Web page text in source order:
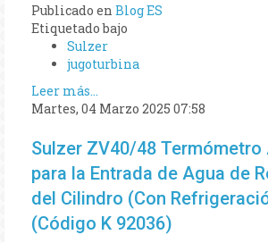
Publicado en Blog ES
Etiquetado bajo
Sulzer
jugoturbina
Leer más...
Martes, 04 Marzo 2025 07:58
Sulzer ZV40/48 Termómetro
para la Entrada de Agua de
del Cilindro (Con
(Código K 92036)